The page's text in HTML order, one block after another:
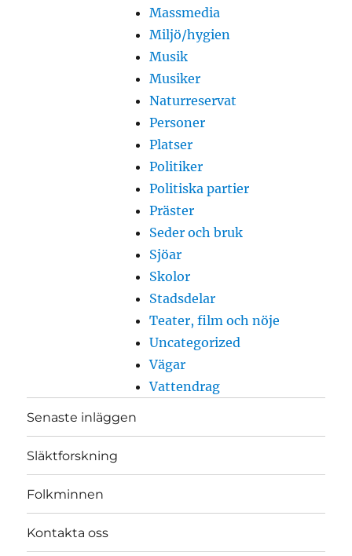
Massmedia
Miljö/hygien
Musik
Musiker
Naturreservat
Personer
Platser
Politiker
Politiska partier
Präster
Seder och bruk
Sjöar
Skolor
Stadsdelar
Teater, film och nöje
Uncategorized
Vägar
Vattendrag
Senaste inläggen
Släktforskning
Folkminnen
Kontakta oss